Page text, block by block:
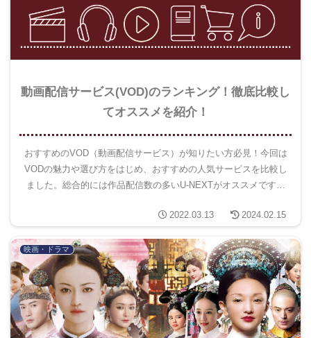
動画配信サービス(VOD)のランキング！徹底比較し
てオススメを紹介！
おすすめのVOD（動画配信サービス）が知りたい方必見！今回は
VODの魅力や選び方をはじめ、おすすめの人気サービスを比較し
ました。総合的には作品配信数の多いU-NEXTがオススメです。
メです。2022.03.13 2024.02.15
映画・ドラマ